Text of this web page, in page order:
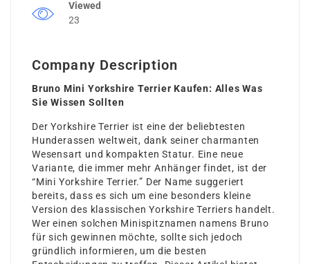
Viewed
23
Company Description
Bruno Mini Yorkshire Terrier Kaufen: Alles Was
Sie Wissen Sollten
Der Yorkshire Terrier ist eine der beliebtesten
Hunderassen weltweit, dank seiner charmanten
Wesensart und kompakten Statur. Eine neue
Variante, die immer mehr Anhänger findet, ist der
“Mini Yorkshire Terrier.” Der Name suggeriert
bereits, dass es sich um eine besonders kleine
Version des klassischen Yorkshire Terriers handelt.
Wer einen solchen Minispitznamen namens Bruno
für sich gewinnen möchte, sollte sich jedoch
gründlich informieren, um die besten